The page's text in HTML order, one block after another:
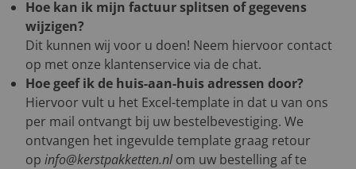
Hoe kan ik mijn factuur splitsen of gegevens
wijzigen?
Dit kunnen wij voor u doen! Neem hiervoor contact
op met onze klantenservice via de chat.
Hoe geef ik de huis-aan-huis adressen door?
Hiervoor vult u het Excel-template in dat u van ons
per mail ontvangt bij uw bestelbevestiging. We
ontvangen het ingevulde template graag retour
op info@kerstpakketten.nlom uw bestelling af te